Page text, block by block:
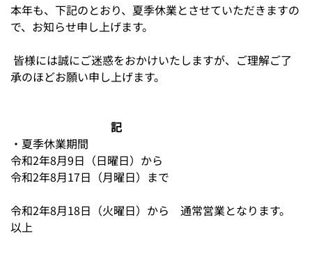
本年も、下記のとおり、夏季休業とさせていただきますの
で、お知らせ申し上げます。
皆様には誠にご迷惑をおかけいたしますが、ご理解ご了
承のほどお願い申し上げます。
記
・夏季休業期間
令和2年8月9日（日曜日）から
令和2年8月17日（月曜日）まで
令和2年8月18日（火曜日）から 通常営業となります。
以上